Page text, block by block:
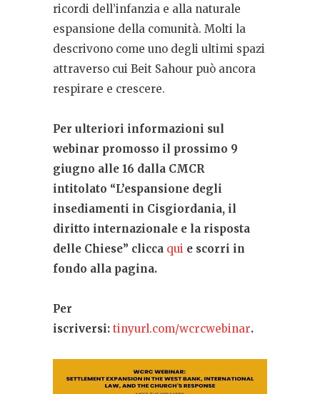
ricordi dell’infanzia e alla naturale
espansione della comunità. Molti la
descrivono come uno degli ultimi spazi
attraverso cui Beit Sahour può ancora
respirare e crescere.
Per ulteriori informazioni sul
webinar promosso il prossimo 9
giugno alle 16 dalla CMCR
intitolato “L’espansione degli
insediamenti in Cisgiordania, il
diritto internazionale e la risposta
delle Chiese” clicca qui e scorri in
fondo alla pagina.
Per
iscriversi: tinyurl.com/wcrcwebinar.